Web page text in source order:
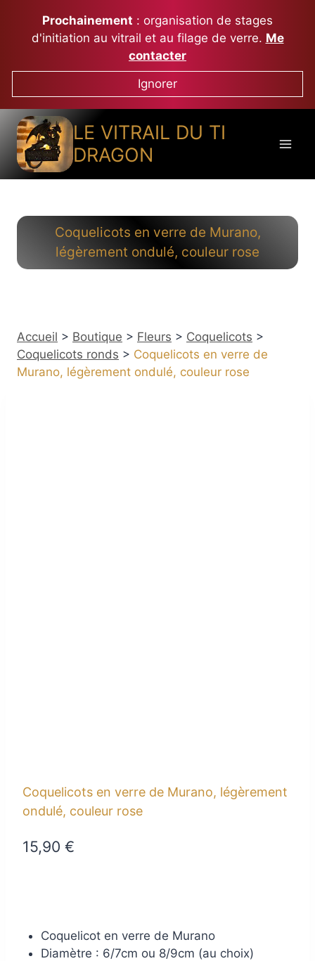
contenu
Prochainement : organisation de stages
d'initiation au vitrail et au filage de verre. Me
contacter
Ignorer
LE VITRAIL DU TI
DRAGON
Coquelicots en verre de Murano,
légèrement ondulé, couleur rose
Accueil > Boutique > Fleurs > Coquelicots >
Coquelicots ronds > Coquelicots en verre de
Murano, légèrement ondulé, couleur rose
Coquelicots en verre de Murano, légèrement
ondulé, couleur rose
15,90 €
Coquelicot en verre de Murano
Diamètre : 6/7cm ou 8/9cm (au choix)